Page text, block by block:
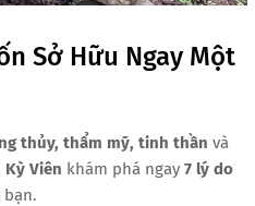
Sở Hữu Ngay Một
thủy, thẩm mỹ, tinh thần và
Viên khám phá ngay 7 lý do
bạn.